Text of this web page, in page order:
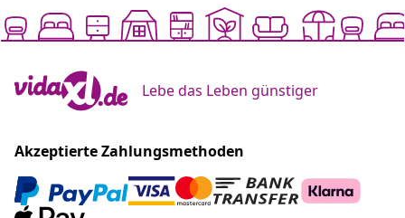
Lebe das Leben günstiger
Akzeptierte Zahlungsmethoden